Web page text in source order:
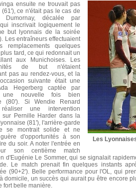
Les
ensuite ne trouvait pas
(61'), ce n'était pas le cas de
Dumornay, décalée par
inscrivait logiquement le
but lyonnais de la soirée
Les entraîneurs effectuaient
remplacements quelques
tard, ce qui redonnait un
aux Munichoises. Les
de but n'étaient
pas au rendez-vous, et la
suivante était une
Hegerberg captée par
une nouvelle fois bien
(80'). Si Wendie Renard
une intervention
sur Pernille Harder dans la
(81'), l'arrière-garde
se montrait solide et ne
d'opportunités à son
du soir. A noter l'entrée en
son centième match
d'Eugénie Le Sommer, qui se signalait
Le match prenait fin quelques instants
(90+2'). Belle performance pour l'OL, qui
domicile, un succès qui aurait pu être encore
fort belle manière.